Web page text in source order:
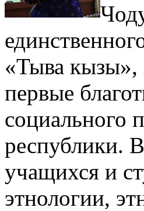
«Тыва кызы»,
первые
социального
республики.
учащихся и
этнологии,